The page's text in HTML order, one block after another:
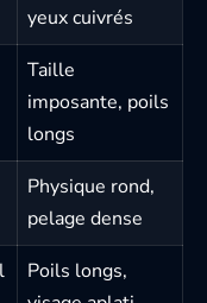
yeux cuivrés
Taille
imposante, poils
longs
Physique rond,
pelage dense
Poils longs,